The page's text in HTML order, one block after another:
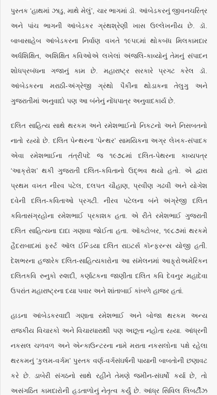
પુસ્તક ‘હાથમાં ઝાડુ, માથે મેલું’, ચાર ભાગમાં ડૉ. આંબેડકરનું જીવનચરિત્ર
અને પાંચ ભાગની આંબેડકર ગ્રંથશ્રેણી ખાસ ઉલ્લેખનીય છે. ડૉ.
બાબાસાહેબ આંબેડકરના નિર્વાણ વખતે ૧૯૫૬માં થોકબંધ મિલકામદાર
અર્ધશિક્ષિત, અશિક્ષિત કવિઓએ લખેલાં અંજલિ-કાવ્યોનું તેમનું સંપાદન
શોધપ્રબંધના ગજાનું કામ છે. મહારાષ્ટ્ર સરકારે પ્રગટ કરેલ ડૉ.
આંબેડકરના મરાઠી-અંગ્રેજી ગ્રંથો પૈકીના થોડાકના તેલુગુ અને
ગુજરાતીમાં અનુવાદો પણ આ બંનેનું નોંધપાત્ર અનુવાદકાર્ય છે.
દલિત સાહિત્ય સાથે થરકમ અને રમેશભાઈનો નિકટનો અને નિસબતનો
નાતો રહ્યો છે. દલિત પેન્થરના ‘પેન્થર’ સામયિકના અગ્ર લેખક-સંપાદક
એવા રમેશભાઈના તંત્રીપદે જ ૧૯૭૮માં દલિત-પેથરના કાવ્યપત્ર
‘આક્રોશ’ થકી ગુજરાતી દલિત-કવિતાનો ઉદ્ભવ થયો હતો. એ દ્વારા
પ્રથમ વખત નીરવ પટેલ, દલપત ચૌહાણ, પ્રવીણ ગઢવી અને યોગેશ
દવેની દલિત-કવિતાઓ પ્રગટી. નીરવ પટેલના બંને અંગ્રેજી દલિત
કવિતાસંગ્રહોના રમેશભાઈ પ્રકાશક હતા. એ રીતે રમેશભાઈ ગુજરાતી
દલિત સાહિત્યના દાદા ગણાવા જોઈતા હતા. ઑક્ટોબર, ૧૯૮૭માં થરકમે
હૈદરાબાદમાં ફર્સ્ટ ઑલ ઈન્ડિયા દલિત રાઇટર્સ કૉન્ફરન્સ યોજી હતી.
દેશભરના હજારેક દલિત-સાહિત્યકારોના આ સંમેલનમાં આફ્રોઅમેરિકન
દલિતકવિ રુનુકો રુશદી, કર્ણાટકના જાણીતા દલિત કવિ દેવનુર મહાદેવા
ઉપરાંત મહારાષ્ટ્રના દયા પવાર અને શાંતાબાઈ કાંબળે હાજર હતાં.
હાડના આંબેડકરવાદી ગણાતા રમેશભાઈ અને બોજા થરકમ અન્ય
રાજકીય વિચારકો અને વિચારધારાથી પણ અછૂતા નહોતા રહ્યા. આંધ્રની
નકસલ ચળવળ અને એન્કાઉન્ટરના નામે મરાતા નકસલોના પક્ષે રહેલા
થરકમનું ‘કુલમ-વર્ગમ’ પુસ્તક વર્ણ-વર્ગસંઘર્ષની પાયાની બાબતોની છણાવટ
કરે છે. ડાબેરી સંગઠનો સાથે રહીને તેમણે જમીન-સંઘર્ષો કર્યા છે, તો
અસંગઠિત કામદારોની હડતાળોનું નેતૃત્વ કર્યું છે. આંધ્ર સિવિલ લિબર્ટીઝ